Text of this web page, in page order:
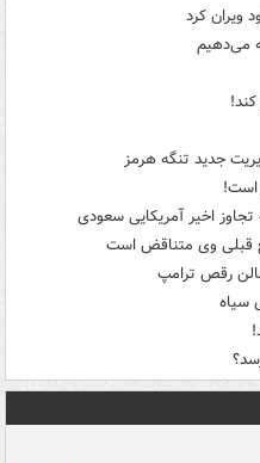
ویران کرد
می‌دهیم
کند!
جدید تنگه هرمز
است!
اخیر آمریکایی سعودی
قبلی وی متناقض است
رقص ترامپ
سیاه